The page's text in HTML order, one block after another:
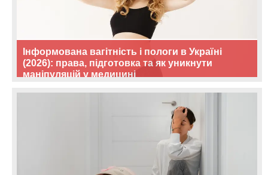
Інформована вагітність і пологи в Україні
(2026): права, підготовка та як уникнути
маніпуляцій у медицині